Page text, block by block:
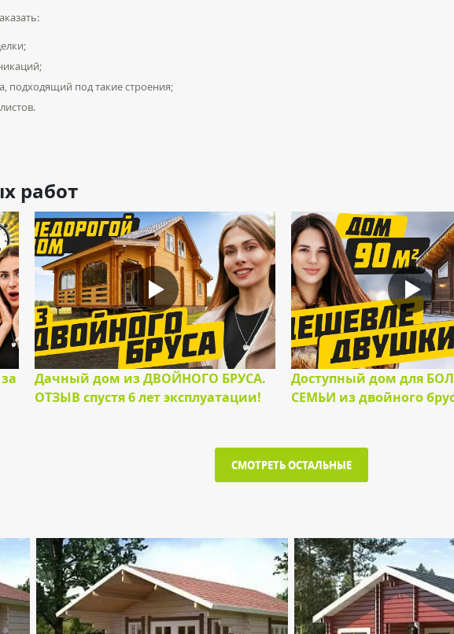
подходящий под такие строения;
работ
Дачный дом из ДВОЙНОГО БРУСА.
ОТЗЫВ спустя 6 лет эксплуатации!
Доступный дом для
СЕМЬИ из двойного
СМОТРЕТЬ ОСТАЛЬНЫЕ